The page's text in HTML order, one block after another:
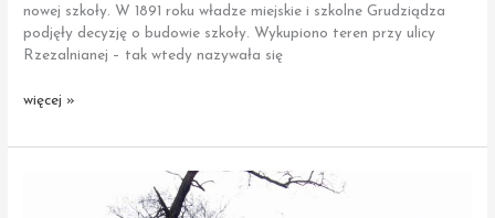
nowej szkoły. W 1891 roku władze miejskie i szkolne Grudziądza
podjęły decyzję o budowie szkoły. Wykupiono teren przy ulicy
Rzezalnianej – tak wtedy nazywała się
Grudziądz
Szkoła
więcej »